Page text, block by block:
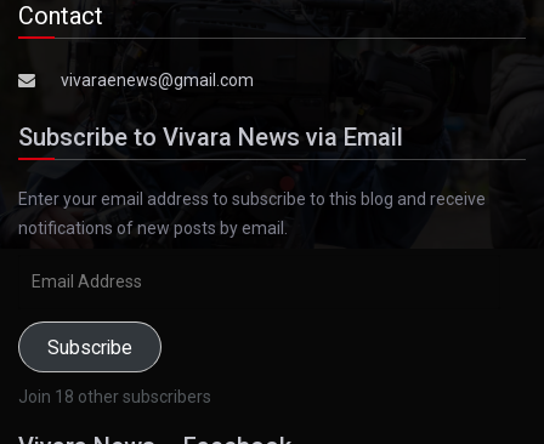
Contact
vivaraenews@gmail.com
Subscribe to Vivara News via Email
Enter your email address to subscribe to this blog and receive
notifications of new posts by email.
Subscribe
Join 18 other subscribers